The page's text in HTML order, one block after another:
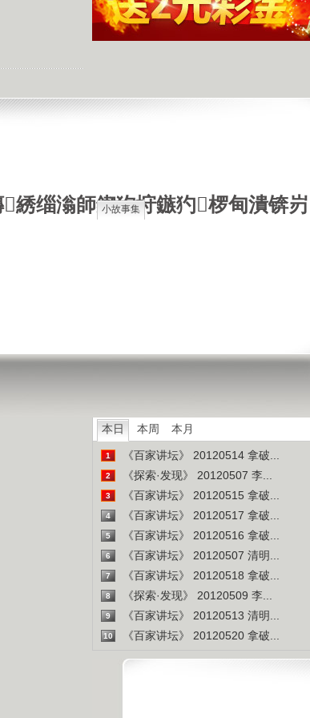
綉缁滃師鍥犳垨鏃犳椤甸潰锛岃
小故事集 最具潜力
本日 本周 本月
1 《百家讲坛》 20120514 拿破...
2 《探索·发现》 20120507 李...
3 《百家讲坛》 20120515 拿破...
4 《百家讲坛》 20120517 拿破...
5 《百家讲坛》 20120516 拿破...
6 《百家讲坛》 20120507 清明...
7 《百家讲坛》 20120518 拿破...
8 《探索·发现》 20120509 李...
9 《百家讲坛》 20120513 清明...
10 《百家讲坛》 20120520 拿破...